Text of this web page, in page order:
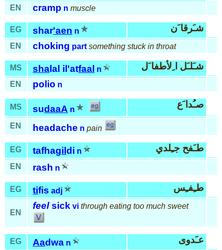
EN cramp n muscle
EG shar'aen n شـَرقا َن
EN choking part something stuck in throat
MS sha lal il'atfaal n شـَلـَل ا ِلأطفا َل
EN polio n
MS sudaaA n صـُدا َع
EN headache n pain
EG tafhagil di n طـَفح جـِلدي
EN rash n
EG tifis adj طـِفـِس
EN
feelsick vi through eating too much sweet
EG Aadwa n عـَدوى